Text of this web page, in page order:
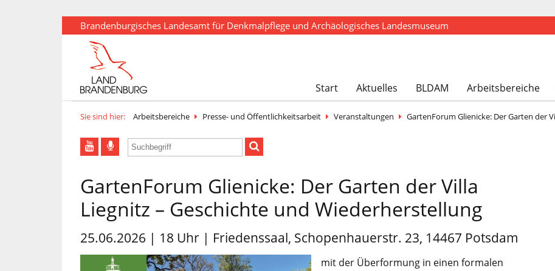
Brandenburgisches Landesamt für Denkmalpflege und Archäologisches Landesmuseum
Start
Aktuelles BLDAM Arbeitsbereiche
Sie sind hier: Arbeitsbereiche Presse- und Öffentlichkeitsarbeit Veranstaltungen GartenForum Glienicke: Der Garten der
GartenForum Glienicke: Der Garten der Villa
Liegnitz – Geschichte und Wiederherstellung
25.06.2026 | 18 Uhr | Friedenssaal, Schopenhauerstr. 23, 14467 Potsdam
mit der Überformung in einen formalen